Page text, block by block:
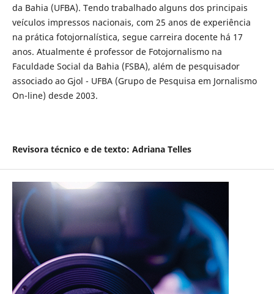
da Bahia (UFBA). Tendo trabalhado alguns dos principais
veículos impressos nacionais, com 25 anos de experiência
na prática fotojornalística, segue carreira docente há 17
anos. Atualmente é professor de Fotojornalismo na
Faculdade Social da Bahia (FSBA), além de pesquisador
associado ao Gjol - UFBA (Grupo de Pesquisa em Jornalismo
On-line) desde 2003.
Revisora técnico e de texto: Adriana Telles